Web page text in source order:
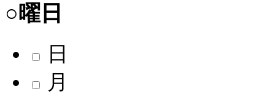
○曜日
日
月